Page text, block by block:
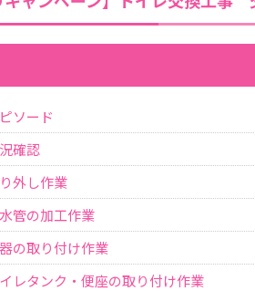
ソード
確認
外し作業
管の加工作業
の取り付け作業
イレタンク・便座の取り付け作業